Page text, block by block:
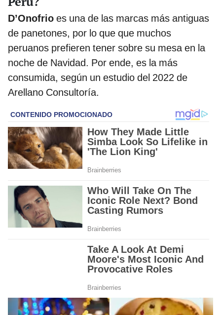
D’Onofrio es una de las marcas más antiguas
de panetones, por lo que que muchos
peruanos prefieren tener sobre su mesa en la
noche de Navidad. Por ende, es la más
consumida, según un estudio del 2022 de
Arellano Consultoría.